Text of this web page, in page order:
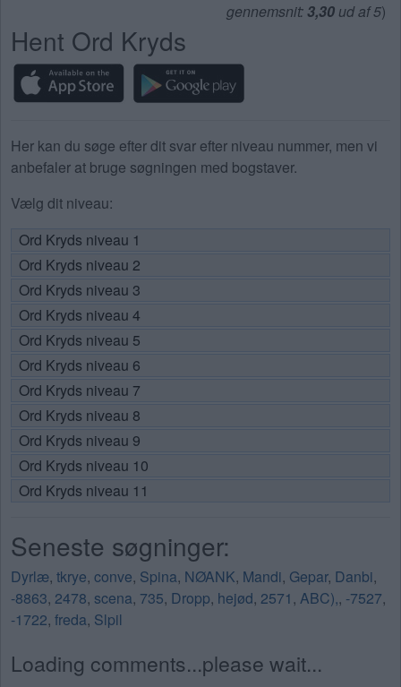
gennemsnit:3,30 ud af 5)
Hent Ord Kryds
Her kan du søge efter dit svar efter niveau nummer, men vi
anbefaler at bruge søgningen med bogstaver.
Vælg dit niveau:
Ord Kryds niveau 1
Ord Kryds niveau 2
Ord Kryds niveau 3
Ord Kryds niveau 4
Ord Kryds niveau 5
Ord Kryds niveau 6
Ord Kryds niveau 7
Ord Kryds niveau 8
Ord Kryds niveau 9
Ord Kryds niveau 10
Ord Kryds niveau 11
Seneste søgninger:
Dyrlæ, tkrye, conve, Spina, NØANK, Mandi, Gepar, Danbi,
-8863, 2478, scena, 735, Dropp, hejød, 2571, ABC),, -7527,
-1722, freda, Slpil
Loading comments...please wait...